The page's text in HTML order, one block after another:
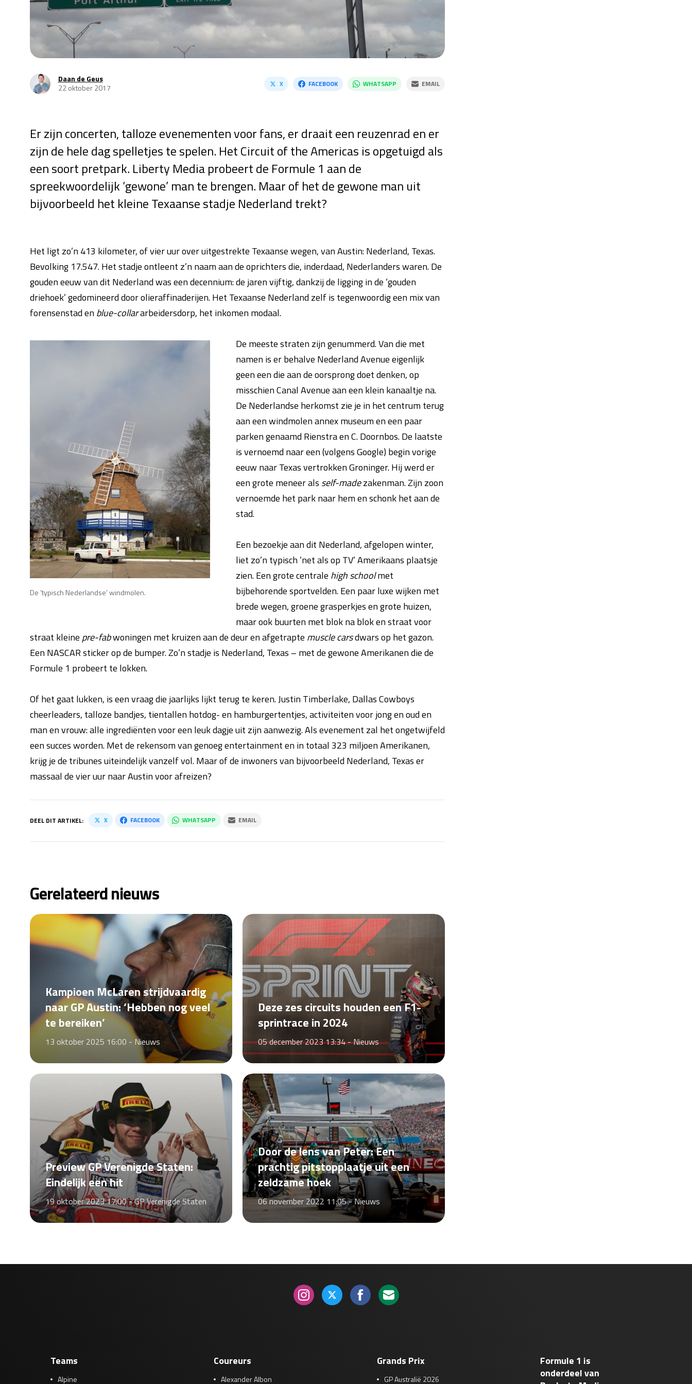
Daan de Geus
22 oktober 2017
X FACEBOOK WHATSAPP EMAIL
Er zijn concerten, talloze evenementen voor fans, er draait een reuzenrad en er
zijn de hele dag spelletjes te spelen. Het Circuit of the Americas is opgetuigd als
een soort pretpark. Liberty Media probeert de Formule 1 aan de
spreekwoordelijk ‘gewone’ man te brengen. Maar of het de gewone man uit
bijvoorbeeld het kleine Texaanse stadje Nederland trekt?
Het ligt zo’n 413 kilometer, of vier uur over uitgestrekte Texaanse wegen, van Austin: Nederland, Texas.
Bevolking 17.547. Het stadje ontleent z’n naam aan de oprichters die, inderdaad, Nederlanders waren. De
gouden eeuw van dit Nederland was een decennium: de jaren vijftig, dankzij de ligging in de ‘gouden
driehoek’ gedomineerd door olieraffinaderijen. Het Texaanse Nederland zelf is tegenwoordig een mix van
forensenstad enblue-collararbeidersdorp, het inkomen modaal.
De ’typisch Nederlandse’ windmolen.
De meeste straten zijn genummerd. Van die met
namen is er behalve Nederland Avenue eigenlijk
geen een die aan de oorsprong doet denken, op
misschien Canal Avenue aan een klein kanaaltje na.
De Nederlandse herkomst zie je in het centrum terug
aan een windmolen annex museum en een paar
parken genaamd Rienstra en C. Doornbos. De laatste
is vernoemd naar een (volgens Google) begin vorige
eeuw naar Texas vertrokken Groninger. Hij werd er
een grote meneer als self-madezakenman. Zijn zoon
vernoemde het park naar hem en schonk het aan de
stad.
Een bezoekje aan dit Nederland, afgelopen winter,
liet zo’n typisch ‘net als op TV’ Amerikaans plaatsje
zien. Een grote centrale high schoolmet
bijbehorende sportvelden. Een paar luxe wijken met
brede wegen, groene grasperkjes en grote huizen,
maar ook buurten met blok na blok en straat voor
straat kleine pre-fabwoningen met kruizen aan de deur en afgetrapte muscle carsdwars op het gazon.
Een NASCAR sticker op de bumper. Zo’n stadje is Nederland, Texas – met de gewone Amerikanen die de
Formule 1 probeert te lokken.
Of het gaat lukken, is een vraag die jaarlijks lijkt terug te keren. Justin Timberlake, Dallas Cowboys
cheerleaders, talloze bandjes, tientallen hotdog- en hamburgertentjes, activiteiten voor jong en oud en
man en vrouw: alle ingrediënten voor een leuk dagje uit zijn aanwezig. Als evenement zal het ongetwijfeld
een succes worden. Met de rekensom van genoeg entertainment en in totaal 323 miljoen Amerikanen,
krijg je de tribunes uiteindelijk vanzelf vol. Maar of de inwoners van bijvoorbeeld Nederland, Texas er
massaal de vier uur naar Austin voor afreizen?
DEEL DIT ARTIKEL: X FACEBOOK WHATSAPP EMAIL
Gerelateerd nieuws
Kampioen McLaren strijdvaardig
naar GP Austin: ‘Hebben nog veel
te bereiken’
13 oktober 2025 16:00 -Nieuws
Deze zes circuits houden een F1-
sprintrace in 2024
05 december 2023 13:34 -Nieuws
Preview GP Verenigde Staten:
Eindelijk een hit
19 oktober 2023 17:00 -GP Verenigde Staten
Door de lens van Peter: Een
prachtig pitstopplaatje uit een
zeldzame hoek
06 november 2022 11:05 -Nieuws
Teams
Alpine
Coureurs
Alexander Albon
Grands Prix
GP Australië 2026
Formule 1 is
onderdeel van